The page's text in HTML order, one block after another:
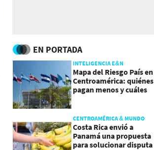
EN PORTADA
INTELIGENCIA E&N
Mapa del Riesgo País en
Centroamérica: quiénes
pagan menos y cuáles
CENTROAMÉRICA & MUNDO
Costa Rica envió a
Panamá una propuesta
para solucionar disputa